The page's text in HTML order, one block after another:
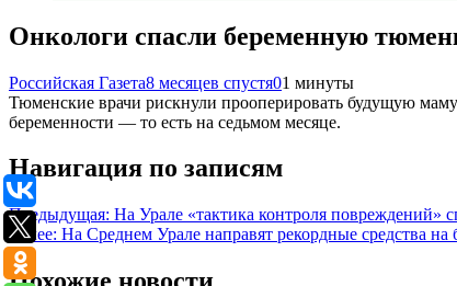
Онкологи спасли беременную
Российская Газета8 месяцев спустя01 минуты
Тюменские врачи рискнули прооперировать будущую маму
беременности — то есть на седьмом месяце.
Навигация по записям
Предыдущая: На Урале «тактика контроля повреждений»
Далее: На Среднем Урале направят рекордные средства